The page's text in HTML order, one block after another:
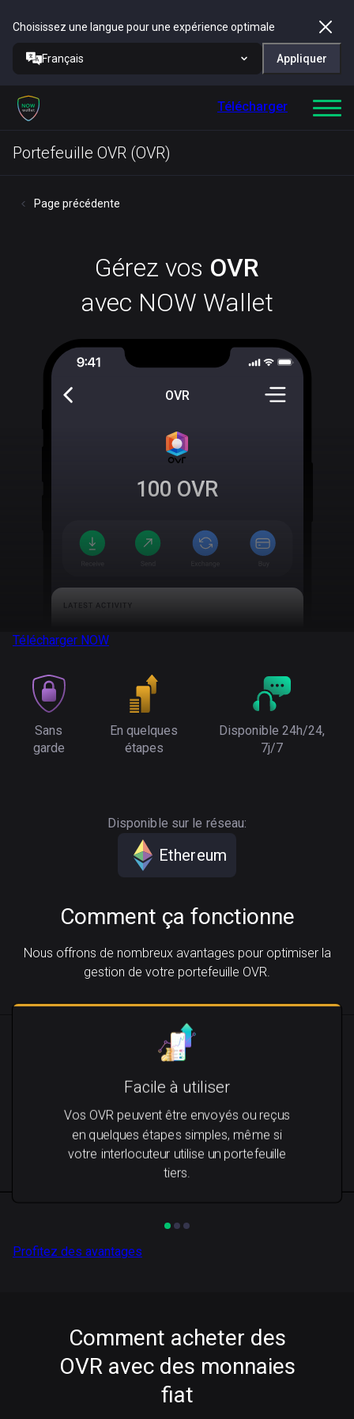
Choisissez une langue pour une expérience optimale
Français Appliquer
Télécharger
Portefeuille OVR (OVR)
Page précédente
Gérez vos OVR
avec NOW Wallet
OVR
100 OVR
Télécharger NOW
Sans
garde
En quelques
étapes
Disponible 24h/24,
7j/7
Disponible sur le réseau:
Ethereum
Comment ça fonctionne
Nous offrons de nombreux avantages pour optimiser la
gestion de votre portefeuille OVR.
Facile à utiliser
Vos OVR peuvent être envoyés ou reçus
en quelques étapes simples, même si
votre interlocuteur utilise un portefeuille
tiers.
Profitez des avantages
Comment acheter des
OVR avec des monnaies
fiat